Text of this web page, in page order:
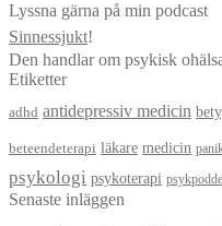
Lyssna gärna på min podcast
Sinnessjukt!
Den handlar om psykisk
Etiketter
adhd antidepressiv medicin
beteendeterapi läkare medicin
psykologi psykoterapi
Senaste inläggen